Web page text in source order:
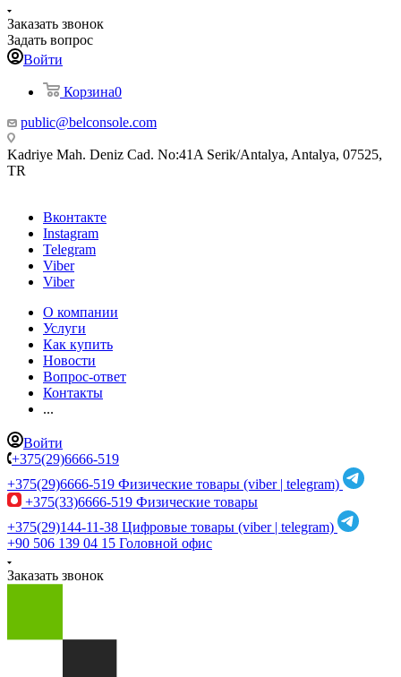
Заказать звонок
Задать вопрос
Войти
Корзина0
public@belconsole.com
Kadriye Mah. Deniz Cad. No:41A Serik/Antalya, Antalya, 07525,
TR
Вконтакте
Instagram
Telegram
Viber
Viber
О компании
Услуги
Как купить
Новости
Вопрос-ответ
Контакты
...
Войти
+375(29)6666-519
+375(29)6666-519 Физические товары (viber | telegram)
+375(33)6666-519 Физические товары
+375(29)144-11-38 Цифровые товары (viber | telegram)
+90 506 139 04 15 Головной офис
Заказать звонок